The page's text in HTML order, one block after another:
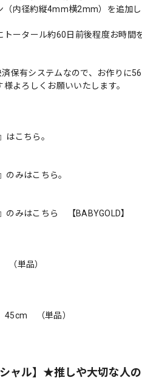
内径約縦4mm横2mm）を追加し
ータール約60日前後程度お時間
保有システムなので、お作りに
よろしくお願いいたします。
はこちら。
のみはこちら。
のみはこちら 【BABYGOLD】
単品）
（単品）
ャル】★推しや大切な人